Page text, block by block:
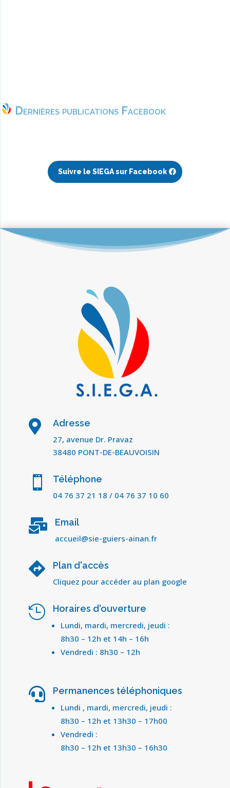
Dernières publications Facebook
Suivre le SIEGA sur Facebook
 Adresse
27, avenue Dr. Pravaz
38480 PONT-DE-BEAUVOISIN
 Téléphone
04 76 37 21 18 / 04 76 37 10 60
 Email
accueil@sie-guiers-ainan.fr
 Plan d'accès
Cliquez pour accéder au plan google
 Horaires d'ouverture
Lundi, mardi, mercredi, jeudi :
8h30 – 12h et 14h – 16h
Vendredi : 8h30 – 12h
 Permanences téléphoniques
Lundi , mardi, mercredi, jeudi :
8h30 – 12h et 13h30 – 17h00
Vendredi :
8h30 – 12h et 13h30 – 16h30